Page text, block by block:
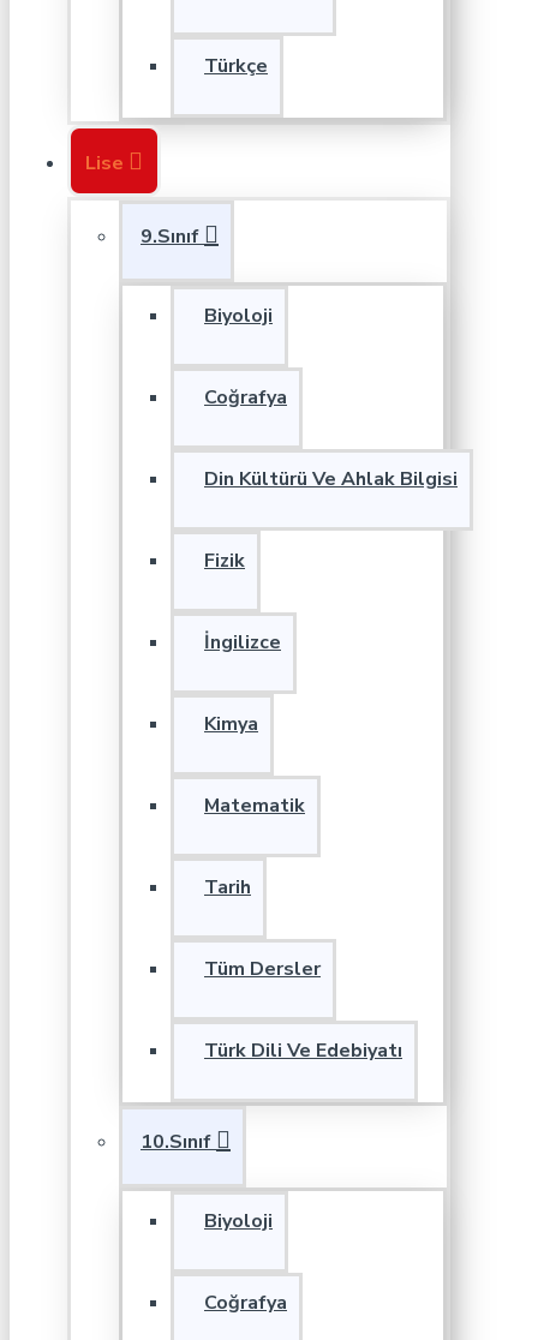
Türkçe
Lise
9.Sınıf
Biyoloji
Coğrafya
Din Kültürü Ve Ahlak Bilgisi
Fizik
İngilizce
Kimya
Matematik
Tarih
Tüm Dersler
Türk Dili Ve Edebiyatı
10.Sınıf
Biyoloji
Coğrafya